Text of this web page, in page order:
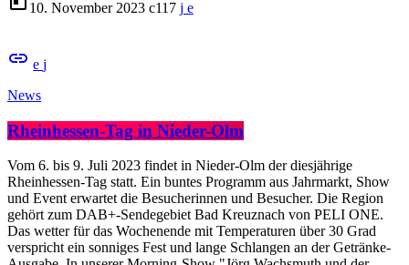
10. November 2023 117
insert_link
News
Rheinhessen-Tag in Nieder-Olm
Vom 6. bis 9. Juli 2023 findet in Nieder-Olm der diesjährige
Rheinhessen-Tag statt. Ein buntes Programm aus Jahrmarkt, Show
und Event erwartet die Besucherinnen und Besucher. Die Region
gehört zum DAB+-Sendegebiet Bad Kreuznach von PELI ONE.
Das wetter für das Wochenende mit Temperaturen über 30 Grad
verspricht ein sonniges Fest und lange Schlangen an der Getränke-